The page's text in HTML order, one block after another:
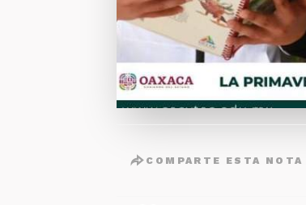
COMPARTE ESTA NOTA